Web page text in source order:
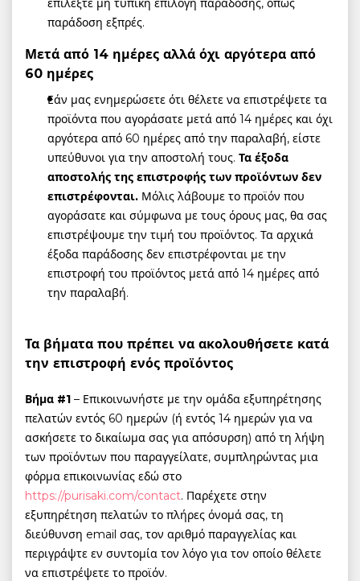
παράδοση εξπρές.
Μετά από 14 ημέρες αλλά όχι αργότερα από
60 ημέρες
Εάν μας ενημερώσετε ότι θέλετε να επιστρέψετε τα
προϊόντα που αγοράσατε μετά από 14 ημέρες και όχι
αργότερα από 60 ημέρες από την παραλαβή, είστε
υπεύθυνοι για την αποστολή τους. Τα έξοδα
αποστολής της επιστροφής των προϊόντων δεν
επιστρέφονται. Μόλις λάβουμε το προϊόν που
αγοράσατε και σύμφωνα με τους όρους μας, θα σας
επιστρέψουμε την τιμή του προϊόντος. Τα αρχικά
έξοδα παράδοσης δεν επιστρέφονται με την
επιστροφή του προϊόντος μετά από 14 ημέρες από
την παραλαβή.
Τα βήματα που πρέπει να ακολουθήσετε κατά
την επιστροφή ενός προϊόντος
Βήμα #1 – Επικοινωνήστε με την ομάδα εξυπηρέτησης
πελατών εντός 60 ημερών (ή εντός 14 ημερών για να
ασκήσετε το δικαίωμα σας για απόσυρση) από τη λήψη
των προϊόντων που παραγγείλατε, συμπληρώντας μια
φόρμα επικοινωνίας εδώ στο
https://purisaki.com/contact. Παρέχετε στην
εξυπηρέτηση πελατών το πλήρες όνομά σας, τη
διεύθυνση email σας, τον αριθμό παραγγελίας και
περιγράψτε εν συντομία τον λόγο για τον οποίο θέλετε
να επιστρέψετε το προϊόν.